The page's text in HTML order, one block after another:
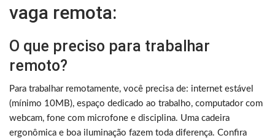
vaga remota:
O que preciso para trabalhar
remoto?
Para trabalhar remotamente, você precisa de: internet estável
(mínimo 10MB), espaço dedicado ao trabalho, computador com
webcam, fone com microfone e disciplina. Uma cadeira
ergonômica e boa iluminação fazem toda diferença. Confira